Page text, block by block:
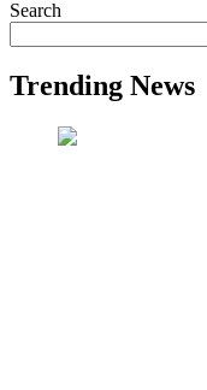
Search
Trending News